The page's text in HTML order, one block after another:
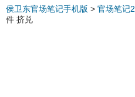
侯卫东官场笔记手机版 > 官场笔记2
件 挤兑